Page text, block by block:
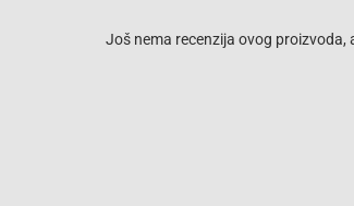
Još nema recenzija ovog proizvoda,